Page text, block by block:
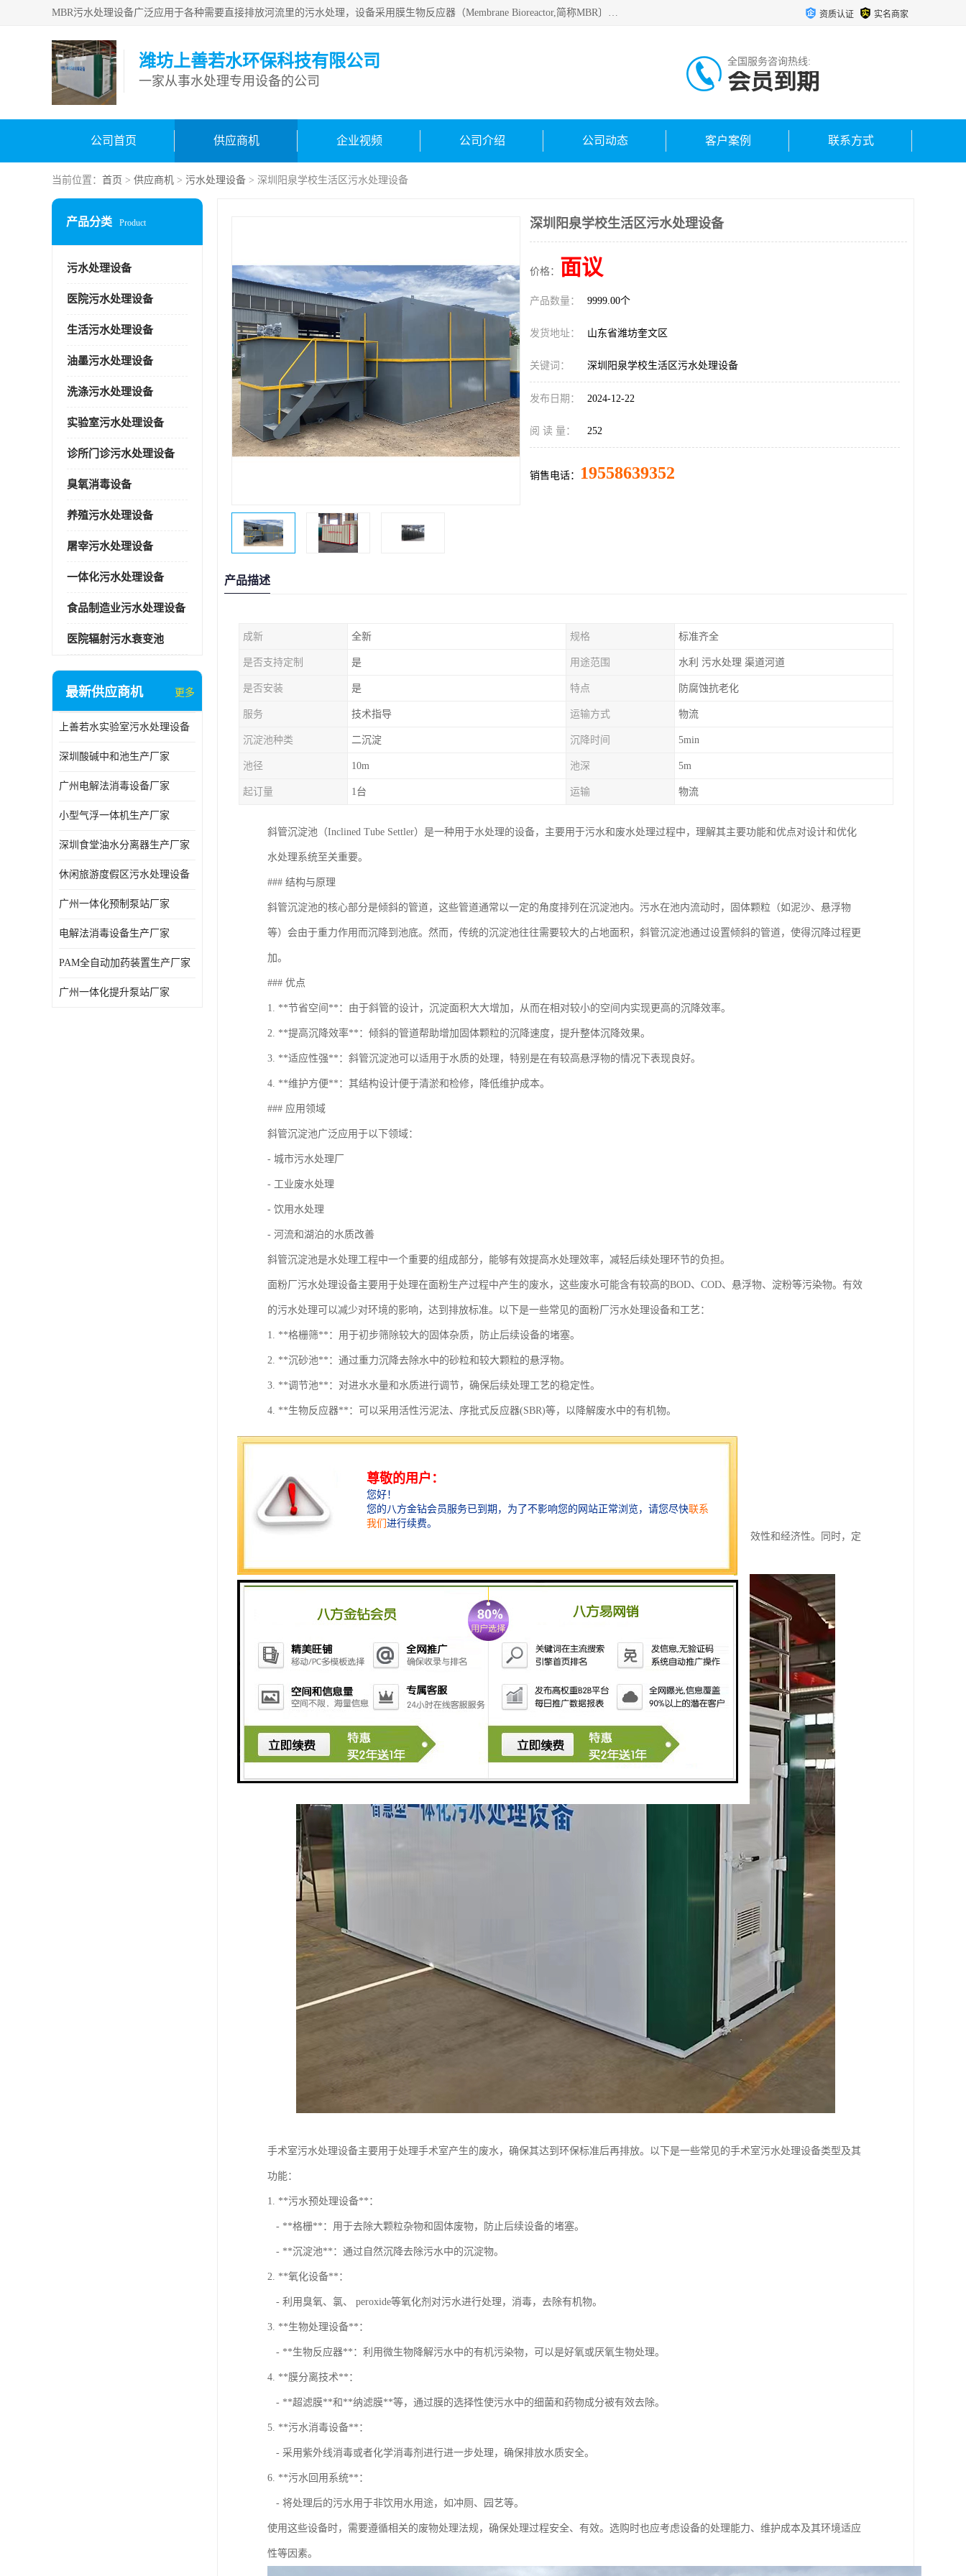
MBR污水处理设备广泛应用于各种需要直接排放河流里的污水处理，设备采用膜生物反应器（Membrane Bioreactor,简称MBR〕技术，取代了传统工艺中的二沉池，它可以*地进行固液分离，得到直接使用的稳定中水，又可在生物池内维持高浓度的微生物量，工艺剩余污泥少，极有效地去除氨氮，出水悬浮物和浊度接近于零，出水中细菌和病毒被大幅度去除，能耗低，占地面积小。 资质认证 实名商家
潍坊上善若水环保科技有限公司
一家从事水处理专用设备的公司
全国服务咨询热线:
会员到期
公司首页 供应商机 企业视频 公司介绍 公司动态 客户案例 联系方式
当前位置： 首页 > 供应商机 > 污水处理设备 > 深圳阳泉学校生活区污水处理设备
产品分类 Product
污水处理设备
医院污水处理设备
生活污水处理设备
油墨污水处理设备
洗涤污水处理设备
实验室污水处理设备
诊所门诊污水处理设备
臭氧消毒设备
养殖污水处理设备
屠宰污水处理设备
一体化污水处理设备
食品制造业污水处理设备
医院辐射污水衰变池
最新供应商机 更多
上善若水实验室污水处理设备
深圳酸碱中和池生产厂家
广州电解法消毒设备厂家
小型气浮一体机生产厂家
深圳食堂油水分离器生产厂家
休闲旅游度假区污水处理设备
广州一体化预制泵站厂家
电解法消毒设备生产厂家
PAM全自动加药装置生产厂家
广州一体化提升泵站厂家
深圳阳泉学校生活区污水处理设备
价格： 面议
产品数量： 9999.00个
发货地址： 山东省潍坊奎文区
关键词： 深圳阳泉学校生活区污水处理设备
发布日期： 2024-12-22
阅 读 量： 252
销售电话： 19558639352
产品描述
成新 全新 规格 标准齐全
是否支持定制 是 用途范围 水利 污水处理 渠道河道
是否安装 是 特点 防腐蚀抗老化
服务 技术指导 运输方式 物流
沉淀池种类 二沉淀 沉降时间 5min
池径 10m 池深 5m
起订量 1台 运输 物流
斜管沉淀池（Inclined Tube Settler）是一种用于水处理的设备，主要用于污水和废水处理过程中，理解其主要功能和优点对设计和优化
水处理系统至关重要。
### 结构与原理
斜管沉淀池的核心部分是倾斜的管道，这些管道通常以一定的角度排列在沉淀池内。污水在池内流动时，固体颗粒（如泥沙、悬浮物
等）会由于重力作用而沉降到池底。然而，传统的沉淀池往往需要较大的占地面积，斜管沉淀池通过设置倾斜的管道，使得沉降过程更
加。
### 优点
1. **节省空间**：由于斜管的设计，沉淀面积大大增加，从而在相对较小的空间内实现更高的沉降效率。
2. **提高沉降效率**：倾斜的管道帮助增加固体颗粒的沉降速度，提升整体沉降效果。
3. **适应性强**：斜管沉淀池可以适用于水质的处理，特别是在有较高悬浮物的情况下表现良好。
4. **维护方便**：其结构设计便于清淤和检修，降低维护成本。
### 应用领域
斜管沉淀池广泛应用于以下领域：
- 城市污水处理厂
- 工业废水处理
- 饮用水处理
- 河流和湖泊的水质改善
斜管沉淀池是水处理工程中一个重要的组成部分，能够有效提高水处理效率，减轻后续处理环节的负担。
面粉厂污水处理设备主要用于处理在面粉生产过程中产生的废水，这些废水可能含有较高的BOD、COD、悬浮物、淀粉等污染物。有效
的污水处理可以减少对环境的影响，达到排放标准。以下是一些常见的面粉厂污水处理设备和工艺：
1. **格栅筛**：用于初步筛除较大的固体杂质，防止后续设备的堵塞。
2. **沉砂池**：通过重力沉降去除水中的砂粒和较大颗粒的悬浮物。
3. **调节池**：对进水水量和水质进行调节，确保后续处理工艺的稳定性。
4. **生物反应器**：可以采用活性污泥法、序批式反应器(SBR)等，以降解废水中的有机物。
5. **沉淀池**：用于分离和沉降处理后产生的污泥与清水，污泥可以进行后续的处理或干化。
7. **消毒设备**：如紫外线消毒器或加氯消毒器，用于灭活水中的病原菌，确保出水水质。
8. **污泥处理设备**：如污泥浓缩机和脱水机，用于处理沉淀池中的污泥。
在选择和设计面粉厂的污水处理设备时，需要根据实际的水质及排放标准进行具体设计，以确保污水处理的有效性和经济性。同时，定
手术室污水处理设备主要用于处理手术室产生的废水，确保其达到环保标准后再排放。以下是一些常见的手术室污水处理设备类型及其
功能：
1. **污水预处理设备**：
- **格栅**：用于去除大颗粒杂物和固体废物，防止后续设备的堵塞。
- **沉淀池**：通过自然沉降去除污水中的沉淀物。
2. **氧化设备**：
- 利用臭氧、氯、 peroxide等氧化剂对污水进行处理，消毒，去除有机物。
3. **生物处理设备**：
- **生物反应器**：利用微生物降解污水中的有机污染物，可以是好氧或厌氧生物处理。
4. **膜分离技术**：
- **超滤膜**和**纳滤膜**等，通过膜的选择性使污水中的细菌和药物成分被有效去除。
5. **污水消毒设备**：
- 采用紫外线消毒或者化学消毒剂进行进一步处理，确保排放水质安全。
6. **污水回用系统**：
- 将处理后的污水用于非饮用水用途，如冲厕、园艺等。
使用这些设备时，需要遵循相关的废物处理法规，确保处理过程安全、有效。选购时也应考虑设备的处理能力、维护成本及其环境适应
性等因素。